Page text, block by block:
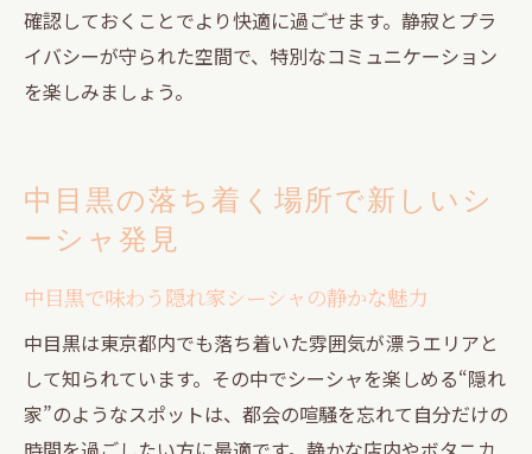
確認しておくことでより快適に過ごせます。静寂とプラ
イバシーが守られた空間で、特別なコミュニケーション
を楽しみましょう。
中目黒の落ち着く場所で新しいシ
ーシャ発見
中目黒で味わう隠れ家シーシャの静かな魅力
中目黒は東京都内でも落ち着いた雰囲気が漂うエリアと
して知られています。その中でシーシャを楽しめる“隠れ
家”のようなスポットは、都会の喧騒を忘れて自分だけの